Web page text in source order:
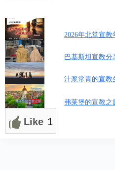
2026年北堂宣教
巴基斯坦宣教分
汁浆常青的宣教
弗莱堡的宣教之
Like 1